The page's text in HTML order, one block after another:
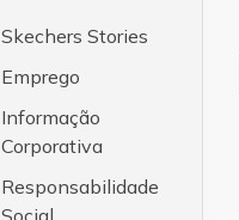
Skechers Stories
Emprego
Informação
Corporativa
Responsabilidade
Social